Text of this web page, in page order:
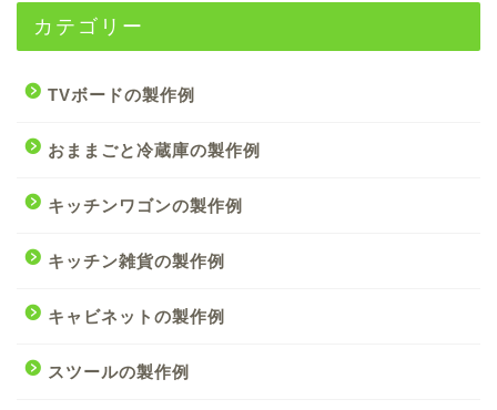
カテゴリー
TVボードの製作例
おままごと冷蔵庫の製作例
キッチンワゴンの製作例
キッチン雑貨の製作例
キャビネットの製作例
スツールの製作例